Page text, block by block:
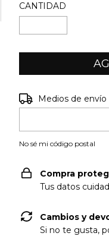
CANTIDAD
Entregas para el CP:
Medios de envío
No sé mi código postal
Compra
Tus datos
Cambios y
Si no te gusta,